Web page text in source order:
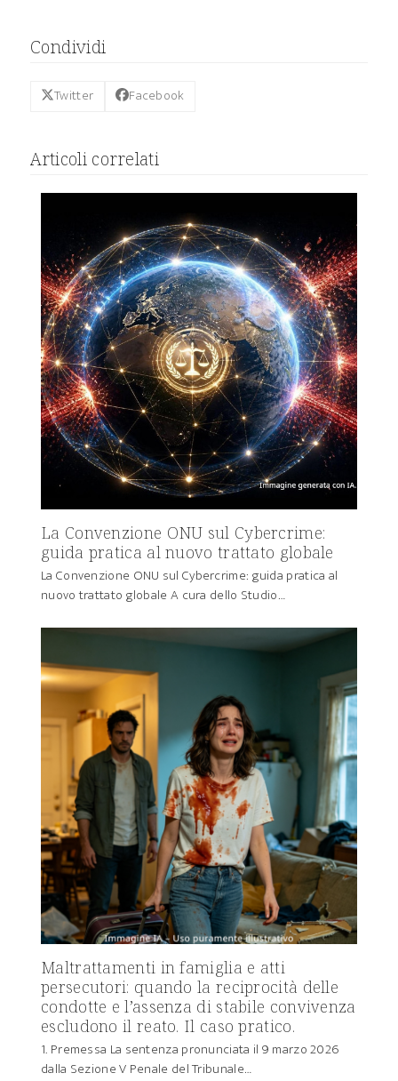
Condividi
Twitter Facebook
Articoli correlati
La Convenzione ONU sul Cybercrime:
guida pratica al nuovo trattato globale
La Convenzione ONU sul Cybercrime: guida pratica al
nuovo trattato globale A cura dello Studio…
Maltrattamenti in famiglia e atti
persecutori: quando la reciprocità delle
condotte e l’assenza di stabile convivenza
escludono il reato. Il caso pratico.
1. Premessa La sentenza pronunciata il 9 marzo 2026
dalla Sezione V Penale del Tribunale…